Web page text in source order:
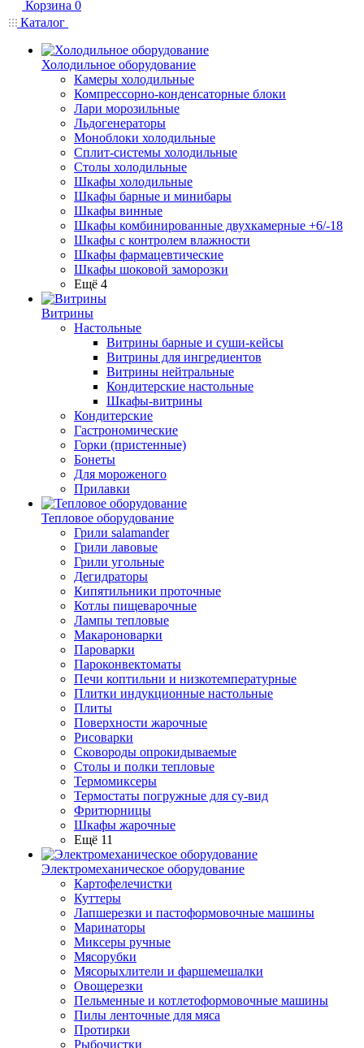
Корзина 0
Каталог
Холодильное оборудование
Камеры холодильные
Компрессорно-конденсаторные блоки
Лари морозильные
Льдогенераторы
Моноблоки холодильные
Сплит-системы холодильные
Столы холодильные
Шкафы холодильные
Шкафы барные и минибары
Шкафы винные
Шкафы комбинированные двухкамерные +6/-18
Шкафы с контролем влажности
Шкафы фармацевтические
Шкафы шоковой заморозки
Ещё 4
Витрины
Настольные
Витрины барные и суши-кейсы
Витрины для ингредиентов
Витрины нейтральные
Кондитерские настольные
Шкафы-витрины
Кондитерские
Гастрономические
Горки (пристенные)
Бонеты
Для мороженого
Прилавки
Тепловое оборудование
Грили salamander
Грили лавовые
Грили угольные
Дегидраторы
Кипятильники проточные
Котлы пищеварочные
Лампы тепловые
Макароноварки
Пароварки
Пароконвектоматы
Печи коптильни и низкотемпературные
Плитки индукционные настольные
Плиты
Поверхности жарочные
Рисоварки
Сковороды опрокидываемые
Столы и полки тепловые
Термомиксеры
Термостаты погружные для су-вид
Фритюрницы
Шкафы жарочные
Ещё 11
Электромеханическое оборудование
Картофелечистки
Куттеры
Лапшерезки и пастоформовочные машины
Маринаторы
Миксеры ручные
Мясорубки
Мясорыхлители и фаршемешалки
Овощерезки
Пельменные и котлетоформовочные машины
Пилы ленточные для мяса
Протирки
Рыбочистки